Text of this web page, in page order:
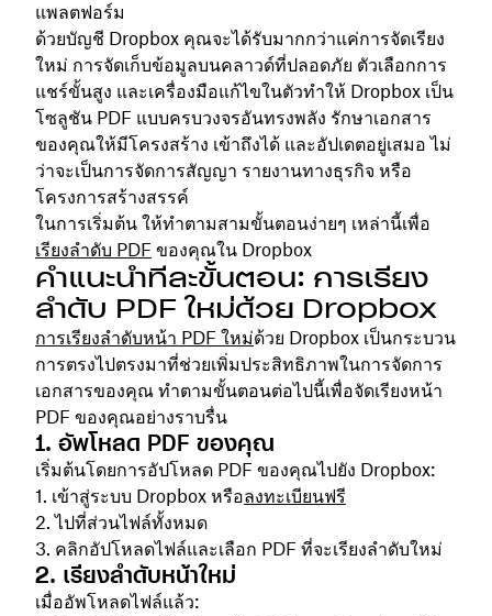
แพลตฟอร์ม
ด้วยบัญชี Dropbox คุณจะได้รับมากกว่าแค่การจัดเรียง
ใหม่ การจัดเก็บข้อมูลบนคลาวด์ที่ปลอดภัย ตัวเลือกการ
แชร์ขั้นสูง และเครื่องมือแก้ไขในตัวทำให้ Dropbox เป็น
โซลูชัน PDF แบบครบวงจรอันทรงพลัง รักษาเอกสาร
ของคุณให้มีโครงสร้าง เข้าถึงได้ และอัปเดตอยู่เสมอ ไม่
ว่าจะเป็นการจัดการสัญญา รายงานทางธุรกิจ หรือ
โครงการสร้างสรรค์
ในการเริ่มต้น ให้ทำตามสามขั้นตอนง่ายๆ เหล่านี้เพื่อ
เรียงลำดับ PDF ของคุณใน Dropbox
คำแนะนำทีละขั้นตอน: การเรียง
ลำดับ PDF ใหม่ด้วย Dropbox
การเรียงลำดับหน้า PDF ใหม่ด้วย Dropbox เป็นกระบวน
การตรงไปตรงมาที่ช่วยเพิ่มประสิทธิภาพในการจัดการ
เอกสารของคุณ ทำตามขั้นตอนต่อไปนี้เพื่อจัดเรียงหน้า
PDF ของคุณอย่างราบรื่น
1. อัพโหลด PDF ของคุณ
เริ่มต้นโดยการอัปโหลด PDF ของคุณไปยัง Dropbox:
เข้าสู่ระบบ Dropbox หรือลงทะเบียนฟรี
ไปที่ส่วนไฟล์ทั้งหมด
คลิกอัปโหลดไฟล์และเลือก PDF ที่จะเรียงลำดับใหม่
2. เรียงลำดับหน้าใหม่
เมื่ออัพโหลดไฟล์แล้ว: